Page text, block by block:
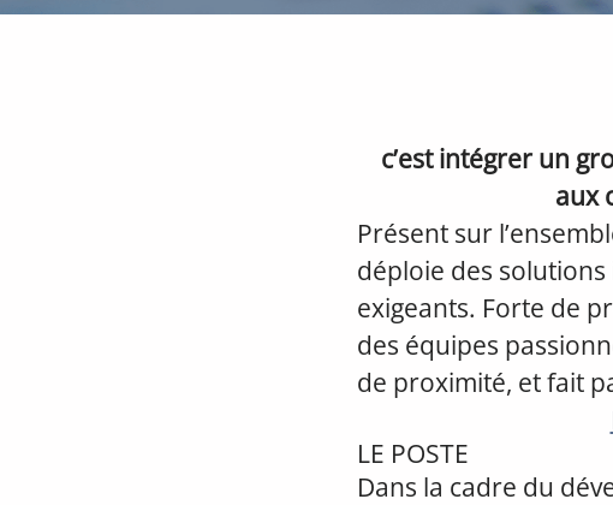
c’est intégrer un
aux
Présent sur
déploie des
exigeants. Forte de
des équipes
de proximité, et fait
LE POSTE
Dans la cadre du